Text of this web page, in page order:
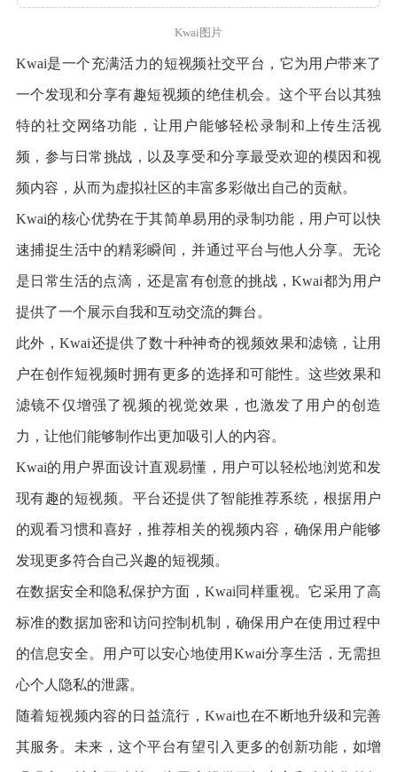
Kwai图片
Kwai是一个充满活力的短视频社交平台，它为用户带来了
一个发现和分享有趣短视频的绝佳机会。这个平台以其独
特的社交网络功能，让用户能够轻松录制和上传生活视
频，参与日常挑战，以及享受和分享最受欢迎的模因和视
频内容，从而为虚拟社区的丰富多彩做出自己的贡献。
Kwai的核心优势在于其简单易用的录制功能，用户可以快
速捕捉生活中的精彩瞬间，并通过平台与他人分享。无论
是日常生活的点滴，还是富有创意的挑战，Kwai都为用户
提供了一个展示自我和互动交流的舞台。
此外，Kwai还提供了数十种神奇的视频效果和滤镜，让用
户在创作短视频时拥有更多的选择和可能性。这些效果和
滤镜不仅增强了视频的视觉效果，也激发了用户的创造
力，让他们能够制作出更加吸引人的内容。
Kwai的用户界面设计直观易懂，用户可以轻松地浏览和发
现有趣的短视频。平台还提供了智能推荐系统，根据用户
的观看习惯和喜好，推荐相关的视频内容，确保用户能够
发现更多符合自己兴趣的短视频。
在数据安全和隐私保护方面，Kwai同样重视。它采用了高
标准的数据加密和访问控制机制，确保用户在使用过程中
的信息安全。用户可以安心地使用Kwai分享生活，无需担
心个人隐私的泄露。
随着短视频内容的日益流行，Kwai也在不断地升级和完善
其服务。未来，这个平台有望引入更多的创新功能，如增